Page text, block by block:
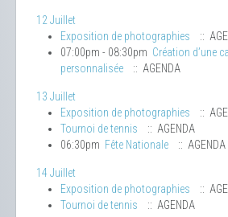
12 Juillet
Exposition de photographies
::
07:00pm - 08:30pm Création d’une
personnalisée
:: AGENDA
13 Juillet
Exposition de photographies
::
Tournoi de tennis
:: AGENDA
06:30pm Fête Nationale :: AGENDA
14 Juillet
Exposition de photographies
::
Tournoi de tennis
:: AGENDA